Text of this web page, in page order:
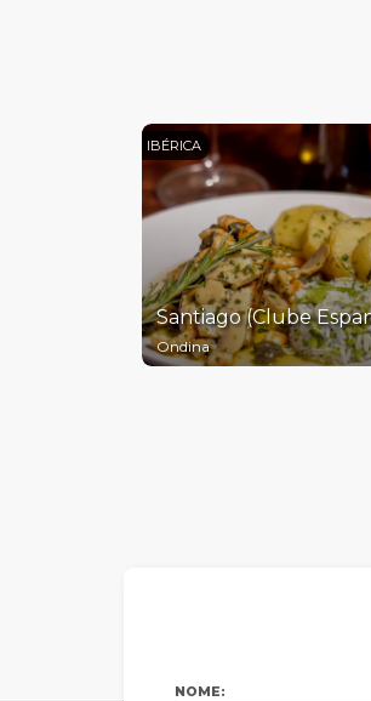
IBÉRICA
Santiago (Clube
Ondina
NOME: